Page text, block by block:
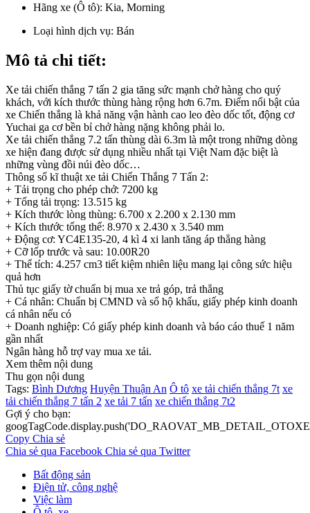
Hãng xe (Ô tô): Kia, Morning
Loại hình dịch vụ: Bán
Mô tả chi tiết:
Xe tải chiến thắng 7 tấn 2 gia tăng sức mạnh chở hàng cho quý
khách, với kích thước thùng hàng rộng hơn 6.7m. Điểm nổi bật của
xe Chiến thắng là khả năng vận hành cao leo đèo dốc tốt, động cơ
Yuchai ga cơ bền bỉ chở hàng nặng không phải lo.
Xe tải chiến thắng 7.2 tấn thùng dài 6.3m là một trong những dòng
xe hiện đang được sử dụng nhiều nhất tại Việt Nam đặc biệt là
những vùng đồi núi đèo dốc…
Thông số kĩ thuật xe tải Chiến Thắng 7 Tấn 2:
+ Tải trọng cho phép chở: 7200 kg
+ Tổng tải trọng: 13.515 kg
+ Kích thước lòng thùng: 6.700 x 2.200 x 2.130 mm
+ Kích thước tổng thể: 8.970 x 2.430 x 3.540 mm
+ Động cơ: YC4E135-20, 4 kì 4 xi lanh tăng áp thẳng hàng
+ Cỡ lốp trước và sau: 10.00R20
+ Thể tích: 4.257 cm3 tiết kiệm nhiên liệu mang lại công sức hiệu
quả hơn
Thủ tục giấy tờ chuẩn bị mua xe trả góp, trả thẳng
+ Cá nhân: Chuẩn bị CMND và sổ hộ khẩu, giấy phép kinh doanh
cá nhân nếu có
+ Doanh nghiệp: Có giấy phép kinh doanh và báo cáo thuế 1 năm
gần nhất
Ngân hàng hỗ trợ vay mua xe tải.
Xem thêm nội dung
Thu gọn nội dung
Tags: Bình Dương Huyện Thuận An Ô tô xe tải chiến thắng 7t xe
tải chiến thắng 7 tấn 2 xe tải 7 tấn xe chiến thắng 7t2
Gợi ý cho bạn:
Copy Chia sẻ
Chia sẻ qua Facebook Chia sẻ qua Twitter
Bất động sản
Điện tử, công nghệ
Việc làm